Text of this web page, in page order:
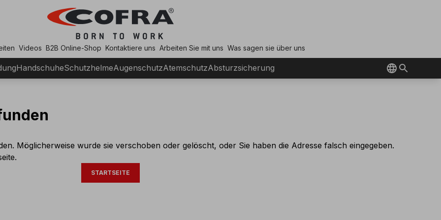
Videos B2B Online-Shop Kontaktiere uns Arbeiten Sie mit uns Was sagen sie über uns
HandschuheSchutzhelmeAugenschutzAtemschutzAbsturzsicherung
Möglicherweise wurde sie verschoben oder gelöscht, oder Sie haben die Adresse falsch eingegeben.
STARTSEITE